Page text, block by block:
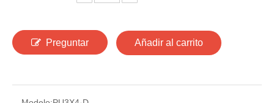
Preguntar Añadir al carrito